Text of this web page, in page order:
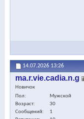
14.07.2026 13:26
ma.r.vie.cadia.n.g
Новичок
Пол
Мужской
Возраст
30
Сообщений
1